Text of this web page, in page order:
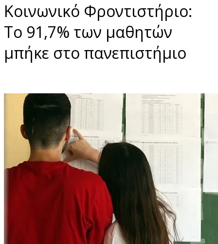
Κοινωνικό Φροντιστήριο:
Το 91,7% των μαθητών
μπήκε στο πανεπιστήμιο